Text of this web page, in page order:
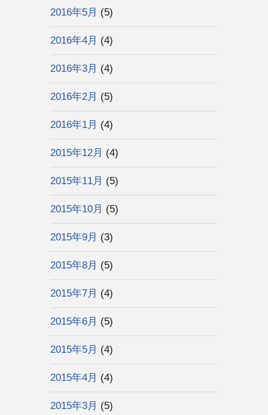
2016年5月 (5)
2016年4月 (4)
2016年3月 (4)
2016年2月 (5)
2016年1月 (4)
2015年12月 (4)
2015年11月 (5)
2015年10月 (5)
2015年9月 (3)
2015年8月 (5)
2015年7月 (4)
2015年6月 (5)
2015年5月 (4)
2015年4月 (4)
2015年3月 (5)